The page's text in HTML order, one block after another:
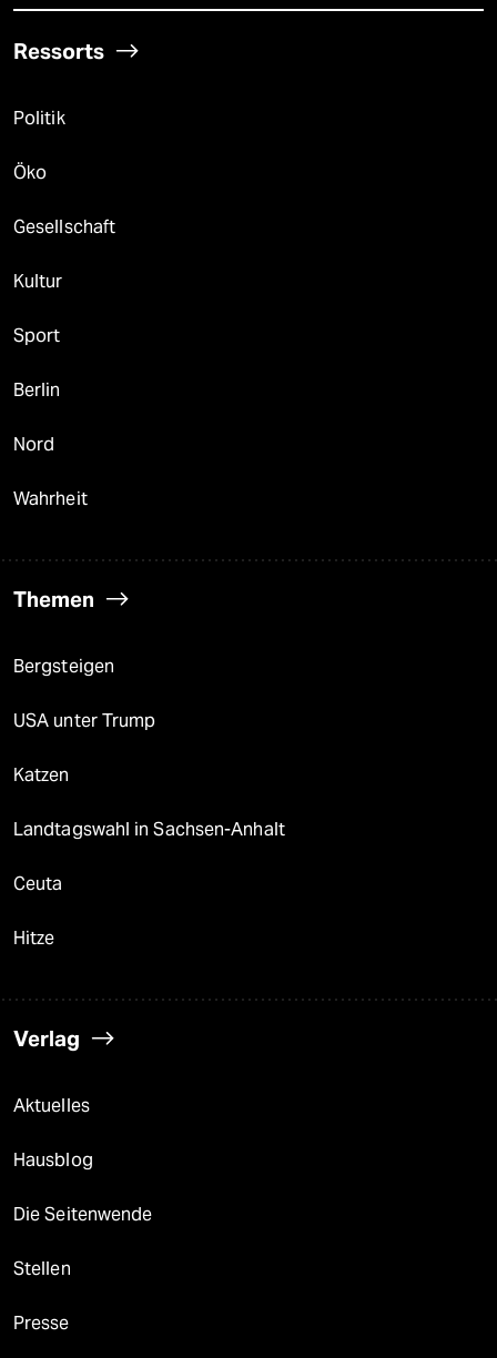
Ressorts
Politik
Öko
Gesellschaft
Kultur
Sport
Berlin
Nord
Wahrheit
Themen
Bergsteigen
USA unter Trump
Katzen
Landtagswahl in Sachsen-Anhalt
Ceuta
Hitze
Verlag
Aktuelles
Hausblog
Die Seitenwende
Stellen
Presse